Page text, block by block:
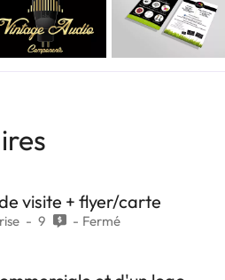
visite + flyer/carte
9 Fermé